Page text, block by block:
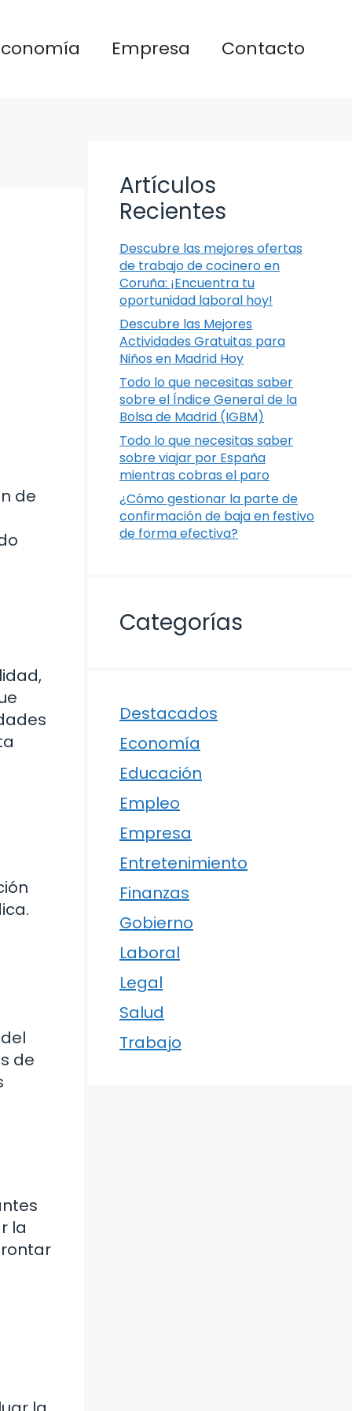
Empresa Contacto
de
de
la
Artículos
Recientes
Descubre las mejores ofertas
de trabajo de cocinero en
Coruña: ¡Encuentra tu
oportunidad laboral hoy!
Descubre las Mejores
Actividades Gratuitas para
Niños en Madrid Hoy
Todo lo que necesitas saber
sobre el Índice General de la
Bolsa de Madrid (IGBM)
Todo lo que necesitas saber
sobre viajar por España
mientras cobras el paro
¿Cómo gestionar la parte de
confirmación de baja en festivo
de forma efectiva?
Categorías
Destacados
Economía
Educación
Empleo
Empresa
Entretenimiento
Finanzas
Gobierno
Laboral
Legal
Salud
Trabajo